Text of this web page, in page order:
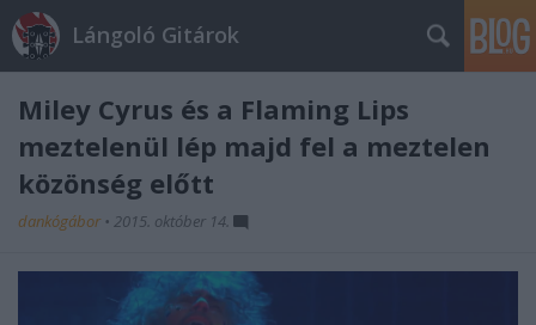
Lángoló Gitárok
Miley Cyrus és a Flaming Lips
meztelenül lép majd fel a meztelen
közönség előtt
dankógábor • 2015. október 14.